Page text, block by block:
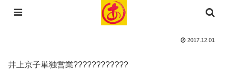
コンテンツへスキップ
2017.12.01
井上京子単独営業????????????